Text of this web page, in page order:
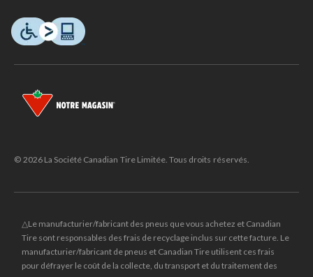
© 2026 La Société Canadian Tire Limitée. Tous droits réservés.
△Le manufacturier/fabricant des pneus que vous achetez et Canadian
Tire sont responsables des frais de recyclage inclus sur cette facture. Le
manufacturier/fabricant de pneus et Canadian Tire utilisent ces frais
pour défrayer le coût de la collecte, du transport et du traitement des